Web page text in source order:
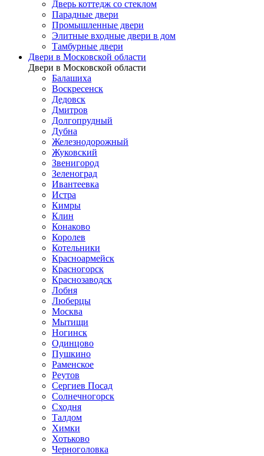
Дверь коттедж со стеклом
Парадные двери
Промышленные двери
Элитные входные двери в дом
Тамбурные двери
Двери в Московской области
Двери в Московской области
Балашиха
Воскресенск
Дедовск
Дмитров
Долгопрудный
Дубна
Железнодорожный
Жуковский
Звенигород
Зеленоград
Ивантеевка
Истра
Кимры
Клин
Конаково
Королев
Котельники
Красноармейск
Красногорск
Краснозаводск
Лобня
Люберцы
Москва
Мытищи
Ногинск
Одинцово
Пушкино
Раменское
Реутов
Сергиев Посад
Солнечногорск
Сходня
Талдом
Химки
Хотьково
Черноголовка